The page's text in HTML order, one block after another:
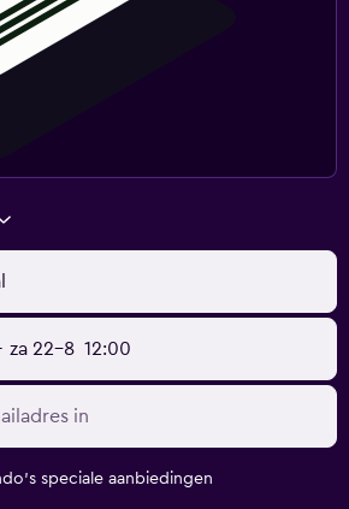
za 22-8 12:00
speciale aanbiedingen